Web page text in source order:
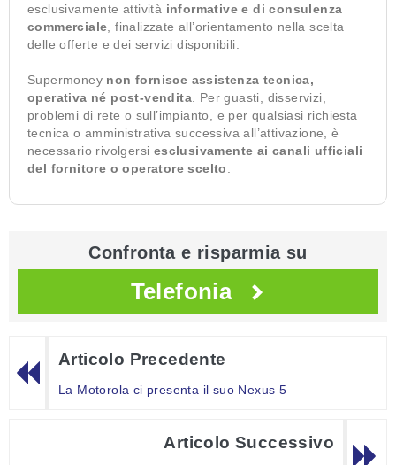
esclusivamente attività informative e di consulenza
commerciale , finalizzate all’orientamento nella scelta
delle offerte e dei servizi disponibili.
Supermoney non fornisce assistenza tecnica,
operativa né post-vendita . Per guasti, disservizi,
problemi di rete o sull’impianto, e per qualsiasi richiesta
tecnica o amministrativa successiva all’attivazione, è
necessario rivolgersi esclusivamente ai canali ufficiali
del fornitore o operatore scelto
Confronta e risparmia su
Telefonia
Articolo Precedente
La Motorola ci presenta il suo Nexus 5
Articolo Successivo